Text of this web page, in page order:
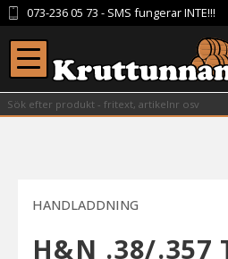
Meny
073-236 05 73 - SMS fungerar INTE!!!
HANDLADDNING
H&N .38/.357